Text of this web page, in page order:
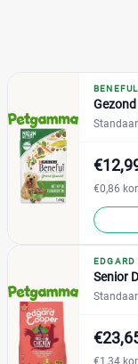
Gevogelte
Groenten
Haring
▼ +15 meer
Webshop
Bol
Brekz
BENEFUL
€0,86
EDGARD
Senior
€1,34